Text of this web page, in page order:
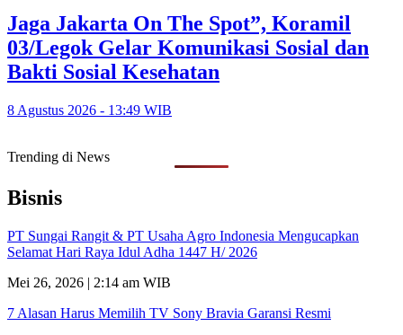
Jaga Jakarta On The Spot”, Koramil
03/Legok Gelar Komunikasi Sosial dan
Bakti Sosial Kesehatan
8 Agustus 2026 - 13:49 WIB
Trending di News
Bisnis
PT Sungai Rangit & PT Usaha Agro Indonesia Mengucapkan
Selamat Hari Raya Idul Adha 1447 H/ 2026
Mei 26, 2026 | 2:14 am WIB
7 Alasan Harus Memilih TV Sony Bravia Garansi Resmi